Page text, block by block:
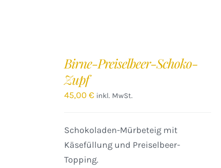
Birne-Preiselbeer-Schoko-
Zupf
45,00€ inkl. MwSt.
Schokoladen-Mürbeteig mit
Käsefüllung und Preiselbeer-
Topping.